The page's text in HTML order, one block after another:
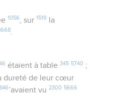
1056 , sur 1519
la
.
étaient à table 345 5740 ;
dureté de leur cœur
’avaient vu2300 5666